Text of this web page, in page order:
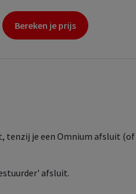
Bereken je prijs
tenzij je een Omnium afsluit
afsluit.